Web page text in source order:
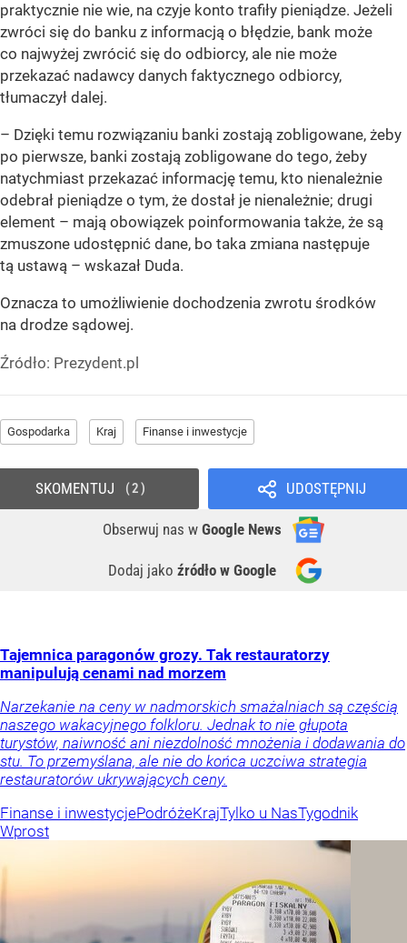
praktycznie nie wie, na czyje konto trafiły pieniądze. Jeżeli
zwróci się do banku z informacją o błędzie, bank może
co najwyżej zwrócić się do odbiorcy, ale nie może
przekazać nadawcy danych faktycznego odbiorcy,
tłumaczył dalej.
– Dzięki temu rozwiązaniu banki zostają zobligowane, żeby
po pierwsze, banki zostają zobligowane do tego, żeby
natychmiast przekazać informację temu, kto nienależnie
odebrał pieniądze o tym, że dostał je nienależnie; drugi
element – mają obowiązek poinformowania także, że są
zmuszone udostępnić dane, bo taka zmiana następuje
tą ustawą – wskazał Duda.
Oznacza to umożliwienie dochodzenia zwrotu środków
na drodze sądowej.
Źródło: Prezydent.pl
Gospodarka Kraj Finanse i inwestycje
UDOSTĘPNIJ
Obserwuj nas w Google News
Dodaj jako źródło w Google
SKOMENTUJ 2
Tajemnica paragonów grozy. Tak restauratorzy
manipulują cenami nad morzem
Narzekanie na ceny w nadmorskich smażalniach są częścią
naszego wakacyjnego folkloru. Jednak to nie głupota
turystów, naiwność ani niezdolność mnożenia i dodawania do
stu. To przemyślana, ale nie do końca uczciwa strategia
restauratorów ukrywających ceny.
Finanse i inwestycjePodróżeKrajTylko u NasTygodnik
Wprost